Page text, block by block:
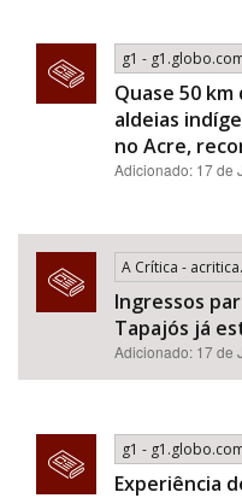
g1 -
Quase 50 km
aldeias
no Acre,
Adicionado: 17 de
A Crítica -
Ingressos
Tapajós já
Adicionado: 17 de
g1 -
Experiência